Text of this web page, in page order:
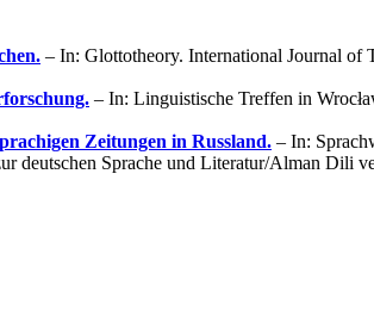
– In: Glottotheory. International Journal
– In: Linguistische Treffen in
Zeitungen in Russland. – In:
deutschen Sprache und Literatur/Alman Dili